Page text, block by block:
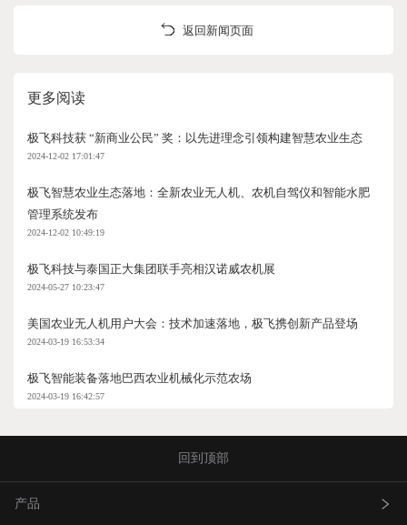
返回新闻页面
更多阅读
极飞科技获 “新商业公民” 奖：以先进理念引领构建智慧农业生态
2024-12-02 17:01:47
极飞智慧农业生态落地：全新农业无人机、农机自驾仪和智能水肥
管理系统发布
2024-12-02 10:49:19
极飞科技与泰国正大集团联手亮相汉诺威农机展
2024-05-27 10:23:47
美国农业无人机用户大会：技术加速落地，极飞携创新产品登场
2024-03-19 16:53:34
极飞智能装备落地巴西农业机械化示范农场
2024-03-19 16:42:57
回到顶部
产品